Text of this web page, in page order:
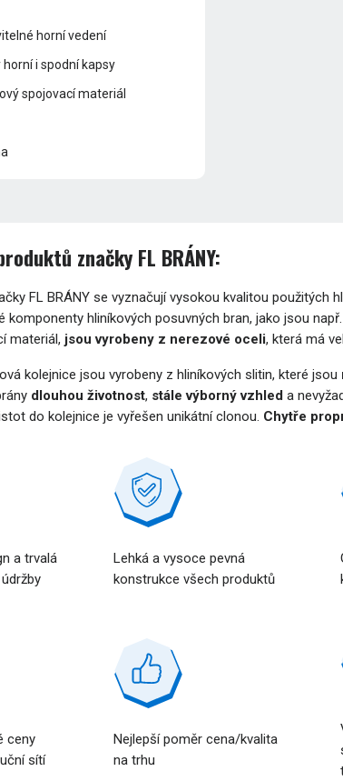
horní vedení
i spodní kapsy
spojovací materiál
značky FL BRÁNY:
FL BRÁNY se vyznačují vysokou kvalitou použitých
komponenty hliníkových posuvných bran, jako jsou
materiál, jsou vyrobeny z nerezové oceli, která má
kolejnice jsou vyrobeny z hliníkových slitin, které jsou
dlouhou životnost, stále výborný vzhled a
do kolejnice je vyřešen unikátní clonou. Chytře
a trvalá
Lehká a vysoce pevná
konstrukce všech produktů
ceny
sítí
Nejlepší poměr cena/kvalita
na trhu